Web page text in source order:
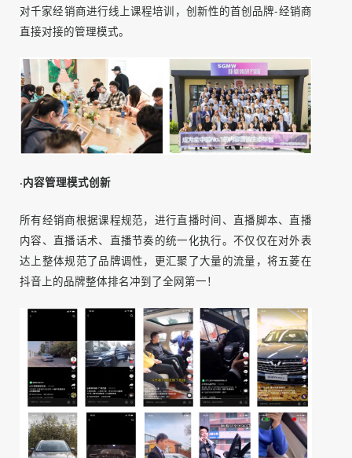
2）千人直播培训，开启品牌-经销商直管模式
·行政管理模式创新
直接对接的管理模式。
·内容管理模式创新
所有经销商根据课程规范，进行直播时间、直播脚本、直播
内容、直播话术、直播节奏的统一化执行。不仅仅在对外表